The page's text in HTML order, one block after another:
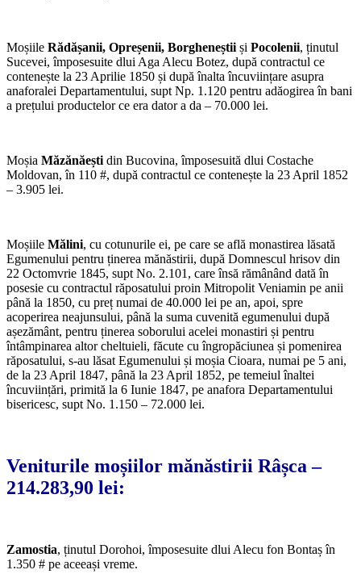
Moșiile Rădășanii, Opreșenii, Borgheneștii și Pocolenii, ținutul
Sucevei, împosesuite dlui Aga Alecu Botez, după contractul ce
contenește la 23 Aprilie 1850 și după înalta încuviințare asupra
anaforalei Departamentului, supt Np. 1.120 pentru adăogirea în bani
a prețului productelor ce era dator a da – 70.000 lei.
Moșia Măzănăești din Bucovina, împosesuită dlui Costache
Moldovan, în 110 #, după contractul ce contenește la 23 April 1852
– 3.905 lei.
Moșiile Mălini, cu cotunurile ei, pe care se află monastirea lăsată
Egumenului pentru ținerea mănăstirii, după Domnescul hrisov din
22 Octomvrie 1845, supt No. 2.101, care însă rămânând dată în
posesie cu contractul răposatului proin Mitropolit Veniamin pe anii
până la 1850, cu preț numai de 40.000 lei pe an, apoi, spre
acoperirea neajunsului, până la suma cuvenită egumenului după
așezământ, pentru ținerea soborului acelei monastiri și pentru
întâmpinarea altor cheltuieli, făcute cu îngropăciunea și pomenirea
răposatului, s-au lăsat Egumenului și moșia Cioara, numai pe 5 ani,
de la 23 April 1847, până la 23 April 1852, pe temeiul înaltei
încuviințări, primită la 6 Iunie 1847, pe anafora Departamentului
bisericesc, supt No. 1.150 – 72.000 lei.
Veniturile moșiilor mănăstirii Râșca –
214.283,90 lei:
Zamostia, ținutul Dorohoi, împosesuite dlui Alecu fon Bontaș în
1.350 # pe aceeași vreme.